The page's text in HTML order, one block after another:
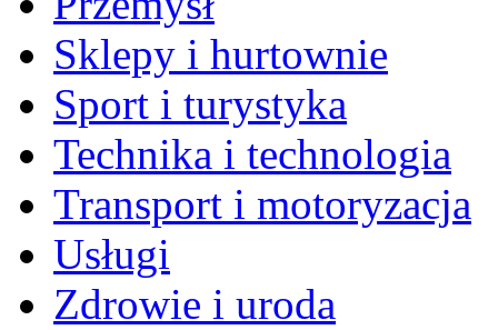
Sklepy i hurtownie
Sport i turystyka
Technika i technologia
Transport i motoryzacja
Usługi
Zdrowie i uroda